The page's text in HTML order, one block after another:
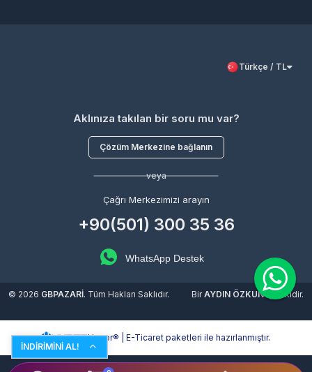
İNDİRİMİNİ AL!
Türkçe / TL
Aklınıza takılan bir soru mu var?
Çözüm Merkezine bağlanın
veya
Çağrı Merkezimizi arayın
+90(501) 300 35 36
WhatsApp Destek
© 2026 GBPAZARİ. Tüm Hakları Saklıdır. BirAYDIN ÖZKUNİştirakidir.
Hyper® | E-Ticaret paketleri ile hazırlanmıştır.